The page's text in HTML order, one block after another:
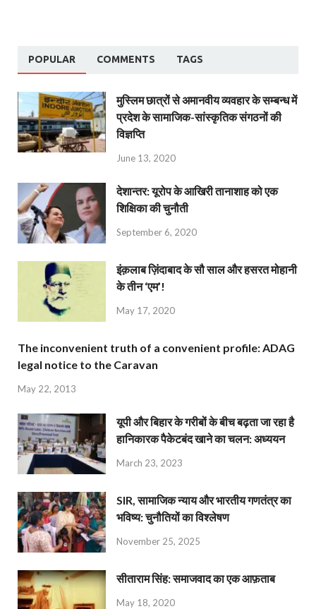
POPULAR COMMENTS TAGS
मुस्लिम छात्रों से अमानवीय व्यवहार के सम्बन्ध में
प्रदेश के सामाजिक-सांस्कृतिक संगठनों की
विज्ञप्ति
June 13, 2020
देशान्‍तर: यूरोप के आखिरी तानाशाह को एक
शिक्षिका की चुनौती
September 6, 2020
इंक़लाब ज़िंदाबाद के सौ साल और हसरत मोहानी
के तीन ‘एम’!
May 17, 2020
The inconvenient truth of a convenient profile: ADAG
legal notice to the Caravan
May 22, 2013
यूपी और बिहार के गरीबों के बीच बढ़ता जा रहा है
हानिकारक पैकेटबंद खाने का चलन: अध्ययन
March 23, 2023
SIR, सामाजिक न्याय और भारतीय गणतंत्र का
भविष्य: चुनौतियों का विश्लेषण
November 25, 2025
सीताराम सिंह: समाजवाद का एक आफ़ताब
May 18, 2020